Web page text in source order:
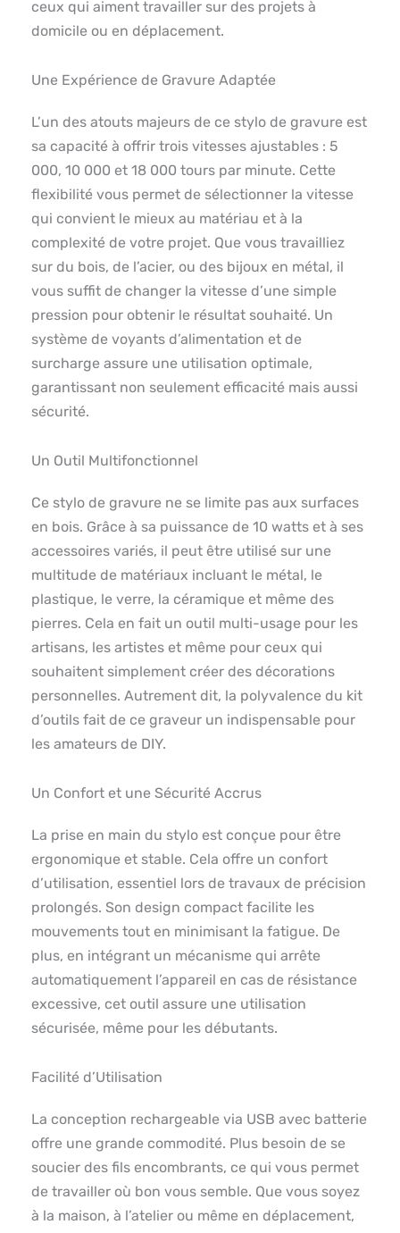
ceux qui aiment travailler sur des projets à
domicile ou en déplacement.
Une Expérience de Gravure Adaptée
L’un des atouts majeurs de ce stylo de gravure est
sa capacité à offrir trois vitesses ajustables : 5
000, 10 000 et 18 000 tours par minute. Cette
flexibilité vous permet de sélectionner la vitesse
qui convient le mieux au matériau et à la
complexité de votre projet. Que vous travailliez
sur du bois, de l’acier, ou des bijoux en métal, il
vous suffit de changer la vitesse d’une simple
pression pour obtenir le résultat souhaité. Un
système de voyants d’alimentation et de
surcharge assure une utilisation optimale,
garantissant non seulement efficacité mais aussi
sécurité.
Un Outil Multifonctionnel
Ce stylo de gravure ne se limite pas aux surfaces
en bois. Grâce à sa puissance de 10 watts et à ses
accessoires variés, il peut être utilisé sur une
multitude de matériaux incluant le métal, le
plastique, le verre, la céramique et même des
pierres. Cela en fait un outil multi-usage pour les
artisans, les artistes et même pour ceux qui
souhaitent simplement créer des décorations
personnelles. Autrement dit, la polyvalence du kit
d’outils fait de ce graveur un indispensable pour
les amateurs de DIY.
Un Confort et une Sécurité Accrus
La prise en main du stylo est conçue pour être
ergonomique et stable. Cela offre un confort
d’utilisation, essentiel lors de travaux de précision
prolongés. Son design compact facilite les
mouvements tout en minimisant la fatigue. De
plus, en intégrant un mécanisme qui arrête
automatiquement l’appareil en cas de résistance
excessive, cet outil assure une utilisation
sécurisée, même pour les débutants.
Facilité d’Utilisation
La conception rechargeable via USB avec batterie
offre une grande commodité. Plus besoin de se
soucier des fils encombrants, ce qui vous permet
de travailler où bon vous semble. Que vous soyez
à la maison, à l’atelier ou même en déplacement,